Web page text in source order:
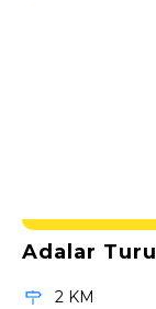
Adalar Turu
2 KM